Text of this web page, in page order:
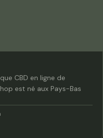
CBD en ligne de
est né aux Pays-Bas